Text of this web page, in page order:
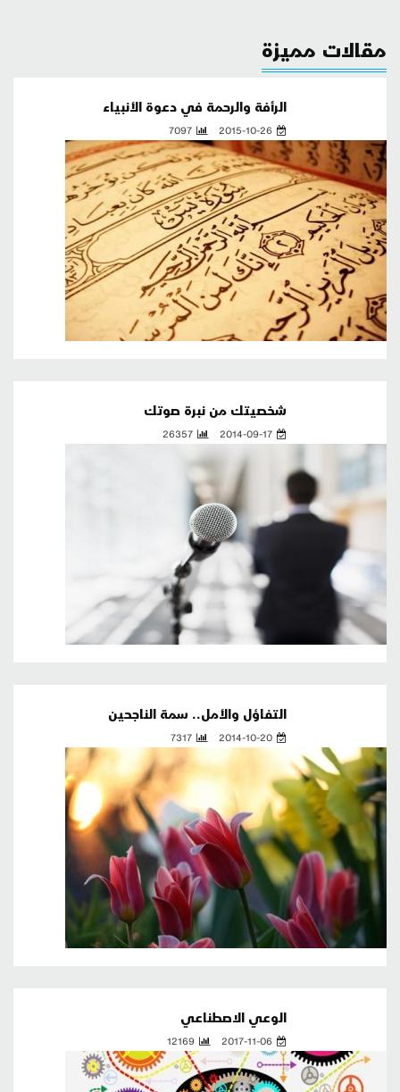
مقالات مميزة
الرأفة والرحمة في دعوة الأنبياء
2015-10-26
7097
شخصيتك من نبرة صوتك
2014-09-17
26357
التفاؤل والأمل.. سمة الناجحين
2014-10-20
7317
الوعي الاصطناعي
2017-11-06
12169